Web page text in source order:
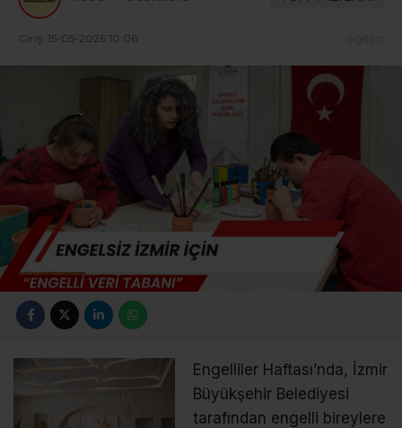
Giriş: 15-05-2026 10:06 eğitim
Engelliler Haftası’nda, İzmir
Büyükşehir Belediyesi
tarafından engelli bireylere